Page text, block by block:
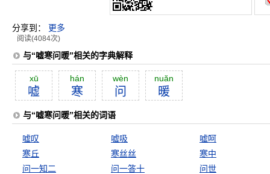
分享到： 更多
阅读(4084次)
与“嘘寒问暖”相关的字典解释
xū
嘘
hán
寒
wèn
问
nuăn
暖
与“嘘寒问暖”相关的词语
嘘叹 嘘吸
嘘呵
寒丘
寒丝丝
寒中
问一知二
问一答十
问世